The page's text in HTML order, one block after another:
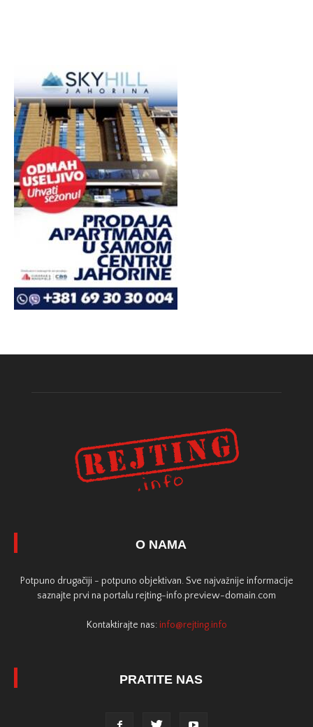
O NAMA
Potpuno drugačiji - potpuno objektivan. Sve najvažnije informacije
saznajte prvi na portalu rejting-info.preview-domain.com
Kontaktirajte nas: info@rejting.info
PRATITE NAS